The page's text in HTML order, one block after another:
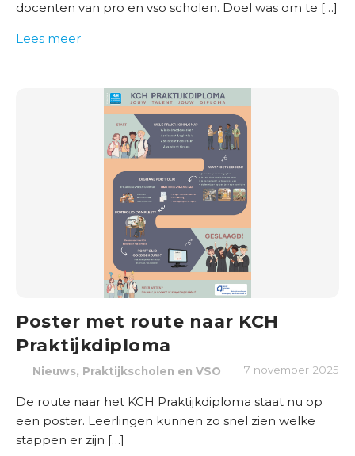
docenten van pro en vso scholen. Doel was om te […]
Lees meer
Poster met route naar KCH
Praktijkdiploma
Nieuws, Praktijkscholen en VSO 7 november 2025
De route naar het KCH Praktijkdiploma staat nu op
een poster. Leerlingen kunnen zo snel zien welke
stappen er zijn […]